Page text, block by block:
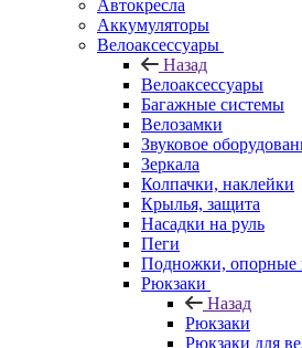
Автокресла
Аккумуляторы
Велоаксессуары
Назад
Велоаксессуары
Багажные системы
Велозамки
Звуковое
Зеркала
Колпачки, наклейки
Крылья, защита
Насадки на руль
Пеги
Подножки, опорные
Рюкзаки
Назад
Рюкзаки
Рюкзаки для